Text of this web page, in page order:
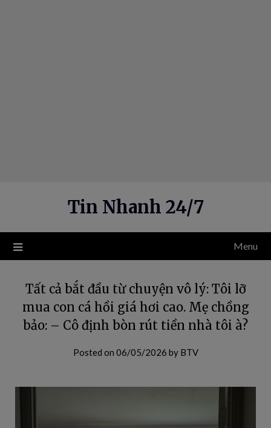
Tin Nhanh 24/7
Menu
Tất cả bắt đầu từ chuyện vô lý: Tôi lỡ
mua con cá hồi giá hơi cao. Mẹ chồng
bảo: – Cô định bòn rút tiền nhà tôi à?
Posted on 06/05/2026 by BTV